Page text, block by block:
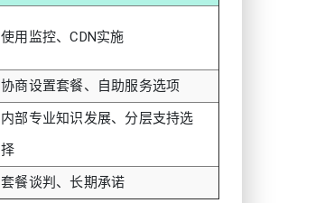
使用监控、CDN实施
协商设置套餐、自助服务选项
内部专业知识发展、分层支持选
择
套餐谈判、长期承诺